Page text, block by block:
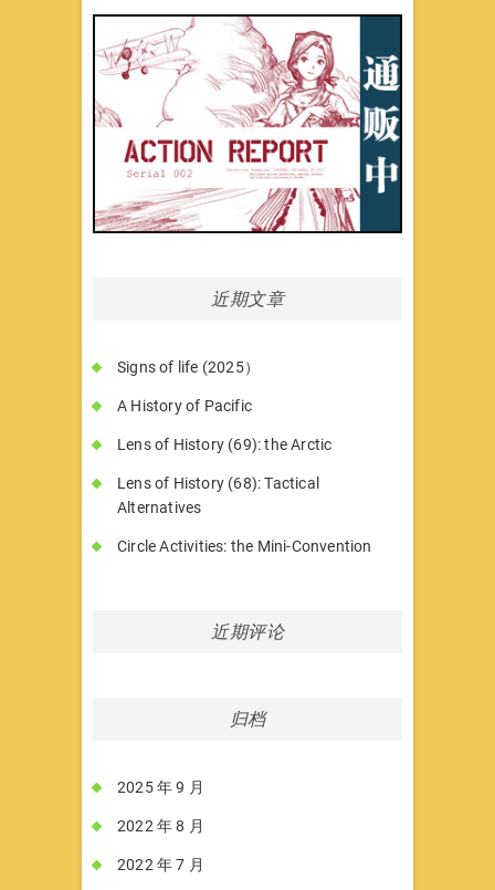
近期文章
Signs of life (2025）
A History of Pacific
Lens of History (69): the Arctic
Lens of History (68): Tactical
Alternatives
Circle Activities: the Mini-Convention
近期评论
归档
2025 年 9 月
2022 年 8 月
2022 年 7 月